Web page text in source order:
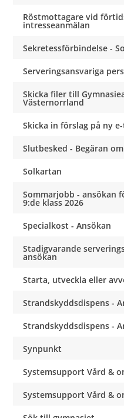
Röstmottagare vid
intresseanmälan
Sekretessförbindelse -
Serveringsansvariga
Skicka filer till
Västernorrland
Skicka in förslag på ny
Slutbesked - Begäran om
Solkartan
Sommarjobb - ansökan
9:de klass 2026
Specialkost - Ansökan
Stadigvarande
ansökan
Starta, utveckla eller
Strandskyddsdispens -
Strandskyddsdispens -
Synpunkt
Systemsupport Vård &
Systemsupport Vård &